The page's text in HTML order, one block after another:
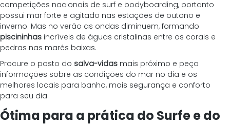
competições nacionais de surf e bodyboarding, portanto
possui mar forte e agitado nas estações de outono e
inverno. Mas no verão as ondas diminuem, formando
piscininhas incríveis de águas cristalinas entre os corais e
pedras nas marés baixas.
Procure o posto do salva-vidas mais próximo e peça
informações sobre as condições do mar no dia e os
melhores locais para banho, mais segurança e conforto
para seu dia.
Ótima para a prática do Surfe e do